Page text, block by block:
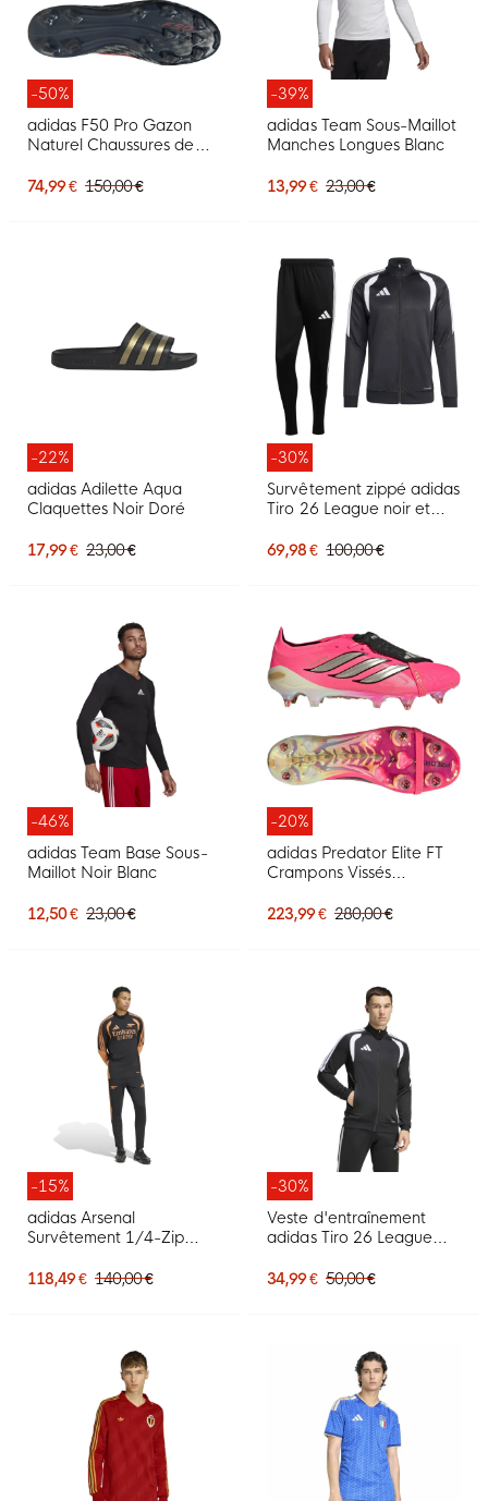
-50%
adidas F50 Pro Gazon
Naturel Chaussures de
Foncé
74,99 € 150,00 €
-39%
adidas Team Sous-Maillot
Manches Longues Blanc
13,99 € 23,00 €
-22%
adidas Adilette Aqua
Claquettes Noir Doré
17,99 € 23,00 €
-30%
Survêtement zippé adidas
Tiro 26 League noir et
69,98 € 100,00 €
-46%
adidas Team Base Sous-
Maillot Noir Blanc
12,50 € 23,00 €
-20%
adidas Predator Elite FT
Crampons Vissés
Rose Vif Gris Argenté
223,99 € 280,00 €
-15%
adidas Arsenal
Survêtement 1/4-Zip
118,49 € 140,00 €
-30%
Veste d'entraînement
adidas Tiro 26 League
34,99 € 50,00 €